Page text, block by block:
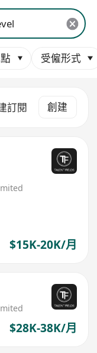
受僱形式
訂閱 創建
$15K-20K/月
$28K-38K/月